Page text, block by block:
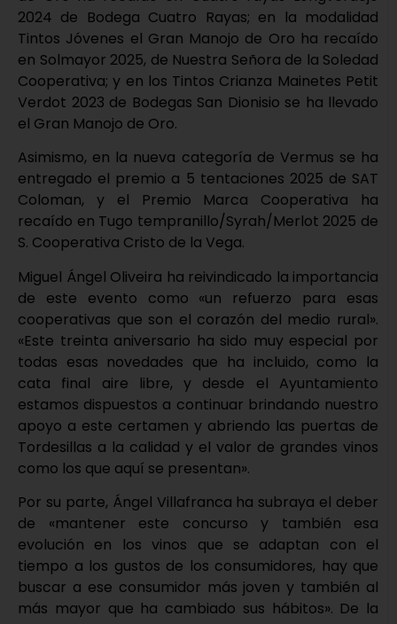
2024 de Bodega Cuatro Rayas; en la modalidad
Tintos Jóvenes el Gran Manojo de Oro ha recaído
en Solmayor 2025, de Nuestra Señora de la Soledad
Cooperativa; y en los Tintos Crianza Mainetes Petit
Verdot 2023 de Bodegas San Dionisio se ha llevado
el Gran Manojo de Oro.
Asimismo, en la nueva categoría de Vermus se ha
entregado el premio a 5 tentaciones 2025 de SAT
Coloman, y el Premio Marca Cooperativa ha
recaído en Tugo tempranillo/Syrah/Merlot 2025 de
S. Cooperativa Cristo de la Vega.
Miguel Ángel Oliveira ha reivindicado la importancia
de este evento como «un refuerzo para esas
cooperativas que son el corazón del medio rural».
«Este treinta aniversario ha sido muy especial por
todas esas novedades que ha incluido, como la
cata final aire libre, y desde el Ayuntamiento
estamos dispuestos a continuar brindando nuestro
apoyo a este certamen y abriendo las puertas de
Tordesillas a la calidad y el valor de grandes vinos
como los que aquí se presentan».
Por su parte, Ángel Villafranca ha subraya el deber
de «mantener este concurso y también esa
evolución en los vinos que se adaptan con el
tiempo a los gustos de los consumidores, hay que
buscar a ese consumidor más joven y también al
más mayor que ha cambiado sus hábitos». De la